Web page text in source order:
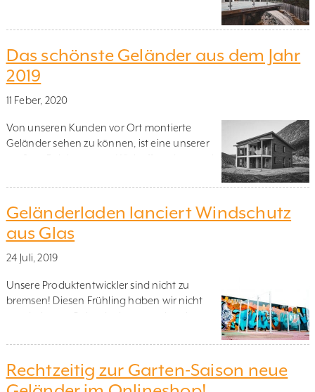
Haushalte sind bereits in vollem Gange mit
den Vorbereitungen. Vielleicht überlegen
auch Sie, eine neue Terrasse zu bauen oder
die alte zu renovieren? Pflanzen Sie […]
Das schönste Geländer aus dem Jahr
2019
11 Feber, 2020
Von unseren Kunden vor Ort montierte
Geländer sehen zu können, ist eine unserer
vom Jahr 2019 inspirieren lassen können.
Ganzglasgeländer mit Holzhandlauf im
Innenbereich Ganzglasgeländer mit
Handlauf in Eichenholz im Innenbereich –
traumhaft schön. Aluminiumgeländer mit
Glas Sicherheit + Schönheit = Perfektion!
Aluminiumgeländer […]
Geländerladen lanciert Windschutz
aus Glas
24 Juli, 2019
Unsere Produktentwickler sind nicht zu
bremsen! Diesen Frühling haben wir nicht
den Sie ab sofort in unserem Onlineshop
bestellen können! Der Windschutz ist als
Zusatz zu unserem Edelstahlgeländer mit
Rechtzeitig zur Garten-Saison neue